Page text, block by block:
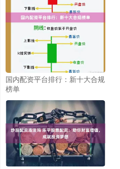
国内配资平台排行：新十大合规
榜单